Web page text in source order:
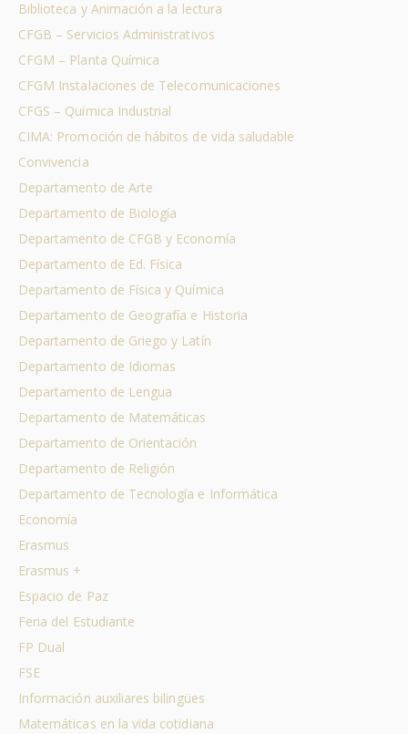
Biblioteca y Animación a la lectura
CFGB – Servicios Administrativos
CFGM – Planta Química
CFGM Instalaciones de Telecomunicaciones
CFGS – Química Industrial
CIMA: Promoción de hábitos de vida saludable
Convivencia
Departamento de Arte
Departamento de Biología
Departamento de CFGB y Economía
Departamento de Ed. Física
Departamento de Física y Química
Departamento de Geografía e Historia
Departamento de Griego y Latín
Departamento de Idiomas
Departamento de Lengua
Departamento de Matemáticas
Departamento de Orientación
Departamento de Religión
Departamento de Tecnología e Informática
Economía
Erasmus
Erasmus +
Espacio de Paz
Feria del Estudiante
FP Dual
FSE
Información auxiliares bilingües
Matemáticas en la vida cotidiana